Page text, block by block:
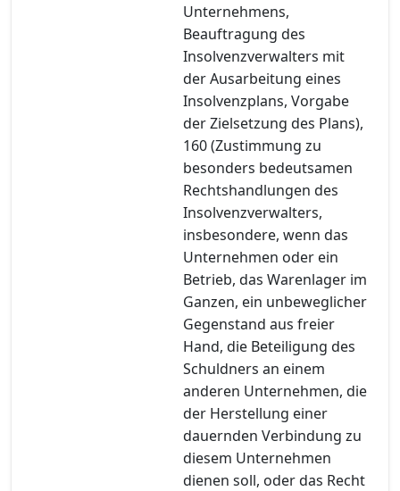
Unternehmens,
Beauftragung des
Insolvenzverwalters mit
der Ausarbeitung eines
Insolvenzplans, Vorgabe
der Zielsetzung des Plans),
160 (Zustimmung zu
besonders bedeutsamen
Rechtshandlungen des
Insolvenzverwalters,
insbesondere, wenn das
Unternehmen oder ein
Betrieb, das Warenlager im
Ganzen, ein unbeweglicher
Gegenstand aus freier
Hand, die Beteiligung des
Schuldners an einem
anderen Unternehmen, die
der Herstellung einer
dauernden Verbindung zu
diesem Unternehmen
dienen soll, oder das Recht